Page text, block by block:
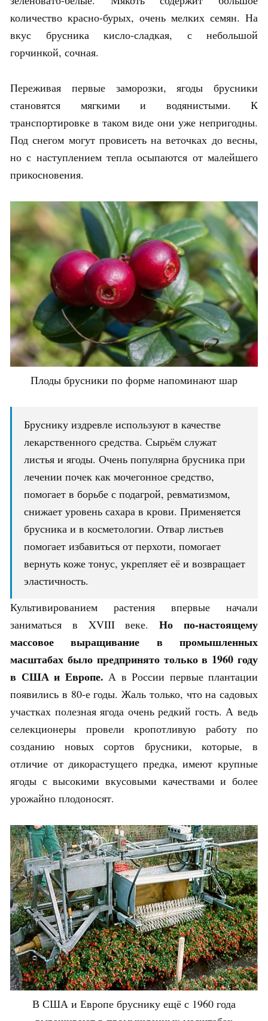
количество красно-бурых, очень мелких семян. На
вкус брусника кисло-сладкая, с небольшой
горчинкой, сочная.
Переживая первые заморозки, ягоды брусники
становятся мягкими и водянистыми. К
транспортировке в таком виде они уже непригодны.
Под снегом могут провисеть на веточках до весны,
но с наступлением тепла осыпаются от малейшего
прикосновения.
Плоды брусники по форме напоминают шар
Бруснику издревле используют в качестве
лекарственного средства. Сырьём служат
листья и ягоды. Очень популярна брусника при
лечении почек как мочегонное средство,
помогает в борьбе с подагрой, ревматизмом,
снижает уровень сахара в крови. Применяется
брусника и в косметологии. Отвар листьев
помогает избавиться от перхоти, помогает
вернуть коже тонус, укрепляет её и возвращает
эластичность.
Культивированием растения впервые начали
заниматься в XVIII веке.Но по-настоящему
массовое выращивание в промышленных
масштабах было предпринято только в 1960 году
в США и Европе. А в России первые плантации
появились в 80-е годы. Жаль только, что на садовых
участках полезная ягода очень редкий гость. А ведь
селекционеры провели кропотливую работу по
созданию новых сортов брусники, которые, в
отличие от дикорастущего предка, имеют крупные
ягоды с высокими вкусовыми качествами и более
урожайно плодоносят.
В США и Европе бруснику ещё с 1960 года